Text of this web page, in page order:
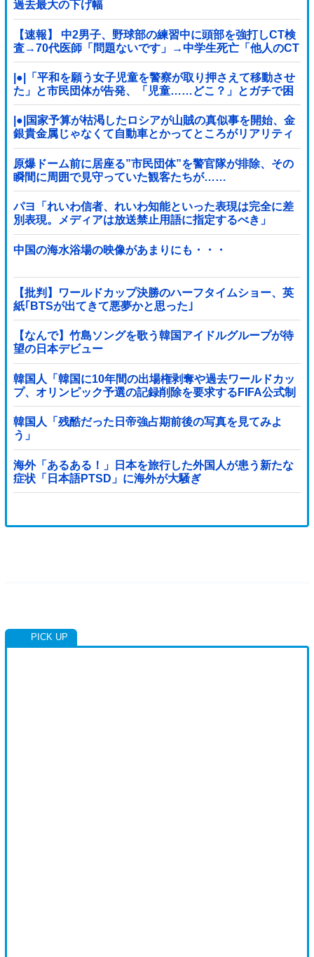
過去最大の下げ幅
【速報】 中2男子、野球部の練習中に頭部を強打しCT検
査→70代医師「問題ないです」→中学生死亡「他人のCT
画像みてました」
|●|「平和を願う女子児童を警察が取り押さえて移動させ
た」と市民団体が告発、「児童……どこ？」とガチで困
惑する人が続出
|●|国家予算が枯渇したロシアが山賊の真似事を開始、金
銀貴金属じゃなくて自動車とかってところがリアリティ
ありすぎる……
原爆ドーム前に居座る”市民団体”を警官隊が排除、その
瞬間に周囲で見守っていた観客たちが……
パヨ「れいわ信者、れいわ知能といった表現は完全に差
別表現。メディアは放送禁止用語に指定するべき」
中国の海水浴場の映像があまりにも・・・
【批判】ワールドカップ決勝のハーフタイムショー、英
紙｢BTSが出てきて悪夢かと思った｣
【なんで】竹島ソングを歌う韓国アイドルグループが待
望の日本デビュー
韓国人「韓国に10年間の出場権剥奪や過去ワールドカッ
プ、オリンピック予選の記録削除を要求するFIFA公式制
裁を海外メディアが報道！」
韓国人「残酷だった日帝強占期前後の写真を見てみよ
う」
海外「あるある！」日本を旅行した外国人が患う新たな
症状「日本語PTSD」に海外が大騒ぎ